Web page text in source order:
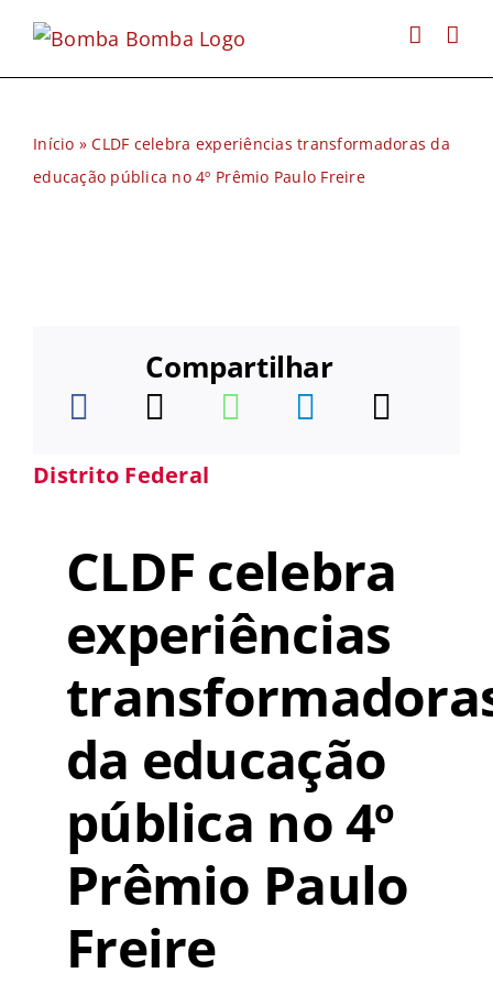
para
o
Início »CLDF celebra experiências transformadoras da
educação pública no 4º Prêmio Paulo Freire
Compartilhar
Distrito Federal
CLDF celebra
experiências
da educação
pública no 4º
Prêmio Paulo
Freire